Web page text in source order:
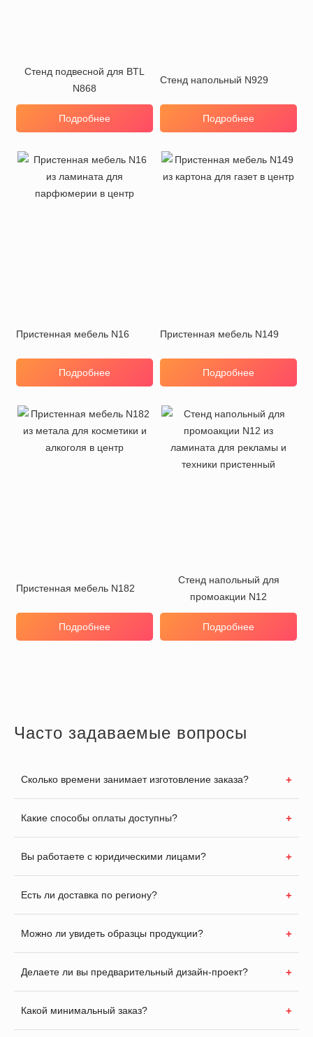
Стенд подвесной для BTL
N868
Подробнее
Стенд напольный N929
Подробнее
Пристенная мебель N16
Подробнее
Пристенная мебель N149
Подробнее
Пристенная мебель N182
Подробнее
Стенд напольный для
промоакции N12
Подробнее
Часто задаваемые вопросы
Сколько времени занимает изготовление заказа?
Какие способы оплаты доступны?
Вы работаете с юридическими лицами?
Есть ли доставка по региону?
Можно ли увидеть образцы продукции?
Делаете ли вы предварительный дизайн-проект?
Какой минимальный заказ?